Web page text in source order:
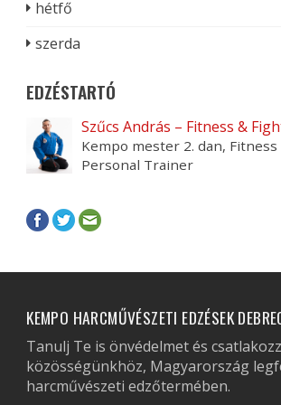
hétfő
szerda
EDZÉSTARTÓ
Szűcs András – Fitness &
Kempo mester 2. dan,
Personal Trainer
KEMPO HARCMŰVÉSZETI EDZÉSEK
Tanulj Te is önvédelmet és
közösségünkhöz, Magyarország
harcművészeti edzőtermében.